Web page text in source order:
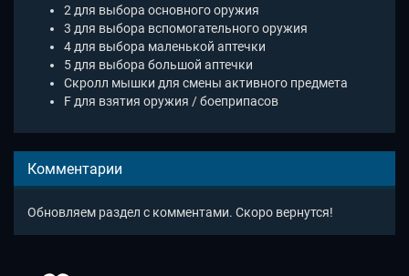
2 для выбора основного оружия
3 для выбора вспомогательного оружия
4 для выбора маленькой аптечки
5 для выбора большой аптечки
Скролл мышки для смены активного предмета
F для взятия оружия / боеприпасов
Комментарии
Обновляем раздел с комментами. Скоро вернутся!